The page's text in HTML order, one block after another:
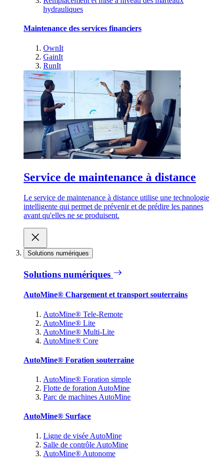
hydrauliques
Maintenance des services financiers
OwnIt
GainIt
RunIt
Service de maintenance à distance
Le service de maintenance à distance utilise une technologie
intelligente qui permet de prévenir et de prédire les pannes
avant qu'elles ne se produisent.
Solutions numériques
Solutions numériques
AutoMine® Chargement et transport souterrains
AutoMine® Tele-Remote
AutoMine® Lite
AutoMine® Multi-Lite
AutoMine® Core
AutoMine® Foration souterraine
AutoMine® Foration simple
Flotte de foration AutoMine
Parc de machines AutoMine
AutoMine® Surface
Ligne de visée AutoMine
Salle de contrôle AutoMine
AutoMine® Autonome